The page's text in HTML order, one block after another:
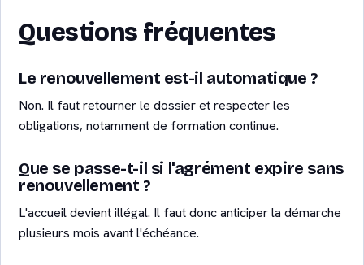
Questions fréquentes
Le renouvellement est-il automatique ?
Non. Il faut retourner le dossier et respecter les
obligations, notamment de formation continue.
Que se passe-t-il si l'agrément expire sans
renouvellement ?
L'accueil devient illégal. Il faut donc anticiper la démarche
plusieurs mois avant l'échéance.